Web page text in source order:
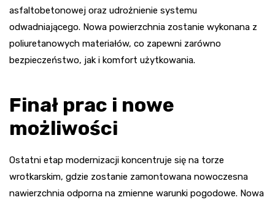
asfaltobetonowej oraz udrożnienie systemu
odwadniającego. Nowa powierzchnia zostanie wykonana z
poliuretanowych materiałów, co zapewni zarówno
bezpieczeństwo, jak i komfort użytkowania.
Finał prac i nowe
możliwości
Ostatni etap modernizacji koncentruje się na torze
wrotkarskim, gdzie zostanie zamontowana nowoczesna
nawierzchnia odporna na zmienne warunki pogodowe. Nowa